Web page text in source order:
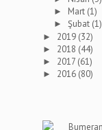
► Mart (1)
►Şubat (1)
► 2019 (32)
► 2018 (44)
► 2017 (61)
► 2016 (80)